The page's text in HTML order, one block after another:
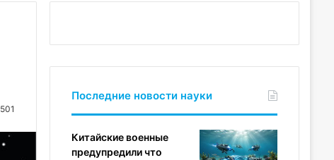
501
Последние новости науки
Китайские военные
предупредили что